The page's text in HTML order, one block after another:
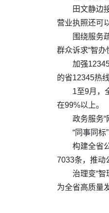
田文静边
营业执照还可
围绕服务
群众诉求“智办
加强
的省12345热
1至9月，
在99%以上。
政务服务
“同事同
构建全省
7033条，推动
治理变“
为全省高质量